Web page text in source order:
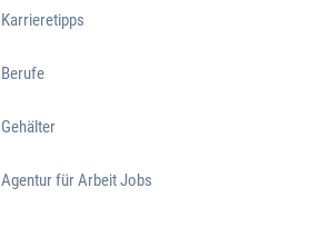
Karrieretipps
Berufe
Gehälter
Agentur für Arbeit Jobs